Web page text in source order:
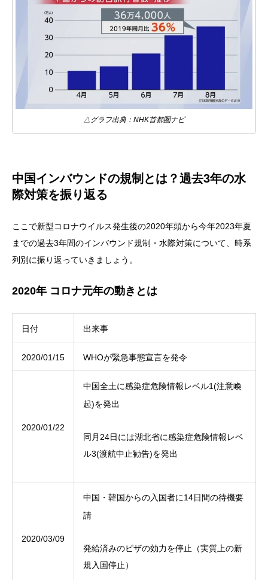
△グラフ出典：NHK首都圏ナビ
中国インバウンドの規制とは？過去3年の水
際対策を振り返る
ここで新型コロナウイルス発生後の2020年頭から今年2023年夏
までの過去3年間のインバウンド規制・水際対策について、時系
列別に振り返っていきましょう。
2020年 コロナ元年の動きとは
日付 出来事
2020/01/15 WHOが緊急事態宣言を発令
2020/01/22
中国全土に感染症危険情報レベル1(注意喚
起)を発出
同月24日には湖北省に感染症危険情報レベ
ル3(渡航中止勧告)を発出
2020/03/09
中国・韓国からの入国者に14日間の待機要
請
発給済みのビザの効力を停止（実質上の新
規入国停止）